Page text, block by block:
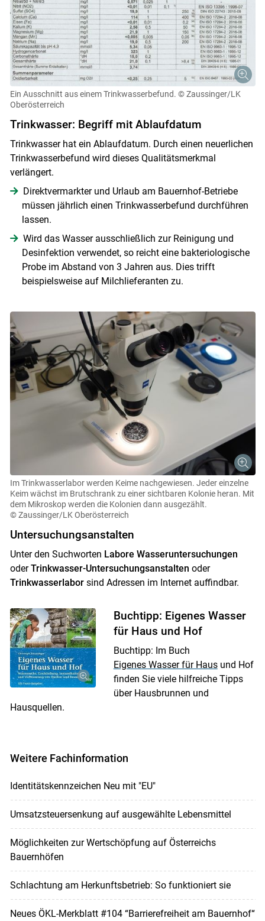
Ein Ausschnitt aus einem Trinkwasserbefund. © Zaussinger/LK
Oberösterreich
Trinkwasser: Begriff mit Ablaufdatum
Trinkwasser hat ein Ablaufdatum. Durch einen neuerlichen
Trinkwasserbefund wird dieses Qualitätsmerkmal
verlängert.
Direktvermarkter und Urlaub am Bauernhof-Betriebe
müssen jährlich einen Trinkwasserbefund durchführen
lassen.
Wird das Wasser ausschließlich zur Reinigung und
Desinfektion verwendet, so reicht eine bakteriologische
Probe im Abstand von 3 Jahren aus. Dies trifft
beispielsweise auf Milchlieferanten zu.
Im Trinkwasserlabor werden Keime nachgewiesen. Jeder einzelne
Keim wächst im Brutschrank zu einer sichtbaren Kolonie heran. Mit
dem Mikroskop werden die Kolonien dann ausgezählt.
© Zaussinger/LK Oberösterreich
Untersuchungsanstalten
Unter den Suchworten Labore Wasseruntersuchungen
oderTrinkwasser-Untersuchungsanstalten oder
Trinkwasserlaborsind Adressen im Internet auffindbar.
Buchtipp: Eigenes Wasser
für Haus und Hof
Buchtipp: Im Buch
Eigenes Wasser für Hausund Hof
finden Sie viele hilfreiche Tipps
über Hausbrunnen und
Hausquellen.
Weitere Fachinformation
Identitätskennzeichen Neu mit "EU"
Umsatzsteuersenkung auf ausgewählte Lebensmittel
Möglichkeiten zur Wertschöpfung auf Österreichs
Bauernhöfen
Schlachtung am Herkunftsbetrieb: So funktioniert sie
Neues ÖKL-Merkblatt #104 “Barrierefreiheit am Bauernhof“